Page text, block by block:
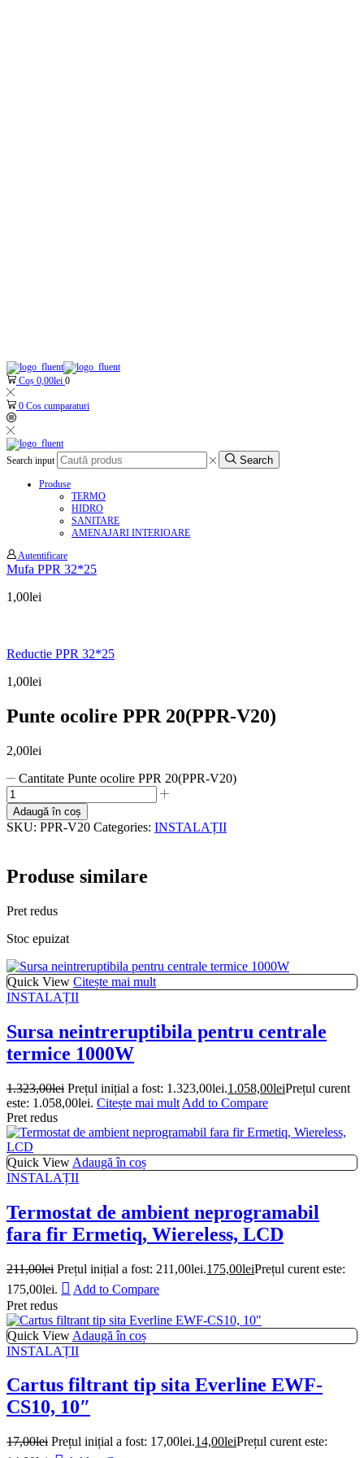
Coș 0,00lei 0
0 Cos cumparaturi
Search input Search
Produse
TERMO
HIDRO
SANITARE
AMENAJARI INTERIOARE
Autentificare
Mufa PPR 32*25
1,00lei
Reductie PPR 32*25
1,00lei
Punte ocolire PPR 20(PPR-V20)
2,00lei
Cantitate Punte ocolire PPR 20(PPR-V20)
Adaugă în coș
SKU: PPR-V20 Categories: INSTALAȚII
Produse similare
Pret redus
Stoc epuizat
Quick View Citește mai mult
INSTALAȚII
Sursa neintreruptibila pentru centrale
termice 1000W
1.323,00lei Prețul inițial a fost: 1.323,00lei.1.058,00leiPrețul curent
este: 1.058,00lei. Citește mai mult Add to Compare
Pret redus
Quick View Adaugă în coș
INSTALAȚII
Termostat de ambient neprogramabil
fara fir Ermetiq, Wiereless, LCD
211,00lei Prețul inițial a fost: 211,00lei.175,00leiPrețul curent este:
175,00lei.
Add to Compare
Pret redus
Quick View Adaugă în coș
INSTALAȚII
Cartus filtrant tip sita Everline EWF-
CS10, 10″
17,00lei Prețul inițial a fost: 17,00lei.14,00leiPrețul curent este: